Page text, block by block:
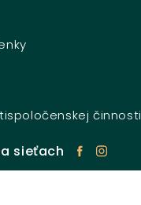
činnosti
sieťach